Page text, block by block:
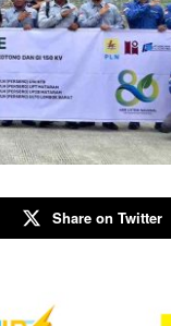
Share on Twitter